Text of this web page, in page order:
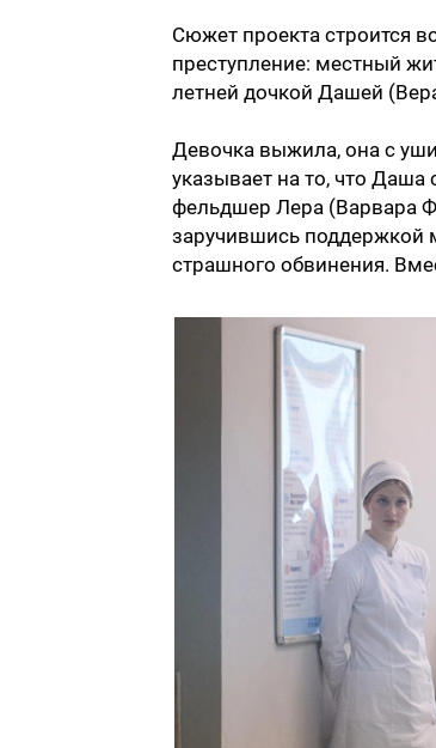
Сюжет проекта строится
преступление: местный
летней дочкой Дашей
Девочка выжила, она с
указывает на то, что Даша
фельдшер Лера (Варвара
заручившись поддержкой
страшного обвинения.